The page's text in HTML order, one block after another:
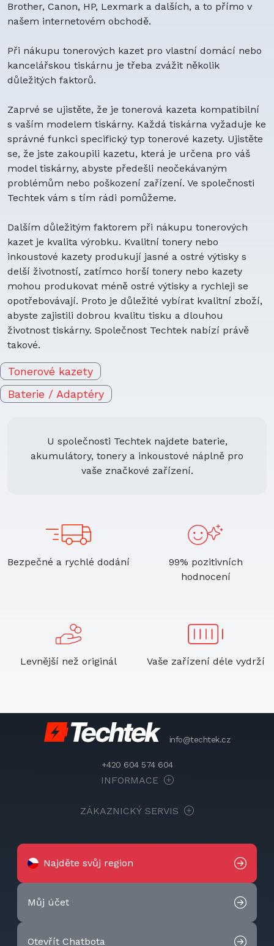
Brother, Canon, HP, Lexmark a dalších, a to přímo v
našem internetovém obchodě.
Při nákupu tonerových kazet pro vlastní domácí nebo
kancelářskou tiskárnu je třeba zvážit několik
důležitých faktorů.
Zaprvé se ujistěte, že je tonerová kazeta kompatibilní
s vaším modelem tiskárny. Každá tiskárna vyžaduje ke
správné funkci specifický typ tonerové kazety. Ujistěte
se, že jste zakoupili kazetu, která je určena pro váš
model tiskárny, abyste předešli neočekávaným
problémům nebo poškození zařízení. Ve společnosti
Techtek vám s tím rádi pomůžeme.
Dalším důležitým faktorem při nákupu tonerových
kazet je kvalita výrobku. Kvalitní tonery nebo
inkoustové kazety produkují jasné a ostré výtisky s
delší životností, zatímco horší tonery nebo kazety
mohou produkovat méně ostré výtisky a rychleji se
opotřebovávají. Proto je důležité vybírat kvalitní zboží,
abyste zajistili dobrou kvalitu tisku a dlouhou
životnost tiskárny. Společnost Techtek nabízí právě
takové.
Tonerové kazety
Baterie / Adaptéry
U společnosti Techtek najdete baterie,
akumulátory, tonery a inkoustové náplně pro
vaše značkové zařízení.
Bezpečné a rychlé dodání
99% pozitivních
hodnocení
Levnější než originál Vaše zařízení déle vydrží
info@techtek.cz
+420 604 574 604
INFORMACE
ZÁKAZNICKÝ SERVIS
Najděte svůj region
Můj účet
Otevřít Chatbota